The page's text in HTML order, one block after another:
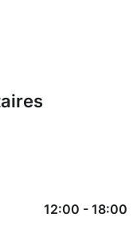
12:00 - 18:00